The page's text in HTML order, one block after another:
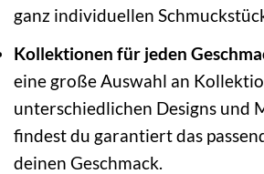
ganz individuellen
Kollektionen für jeden
eine große Auswahl an
unterschiedlichen Designs und
findest du garantiert das
deinen Geschmack.